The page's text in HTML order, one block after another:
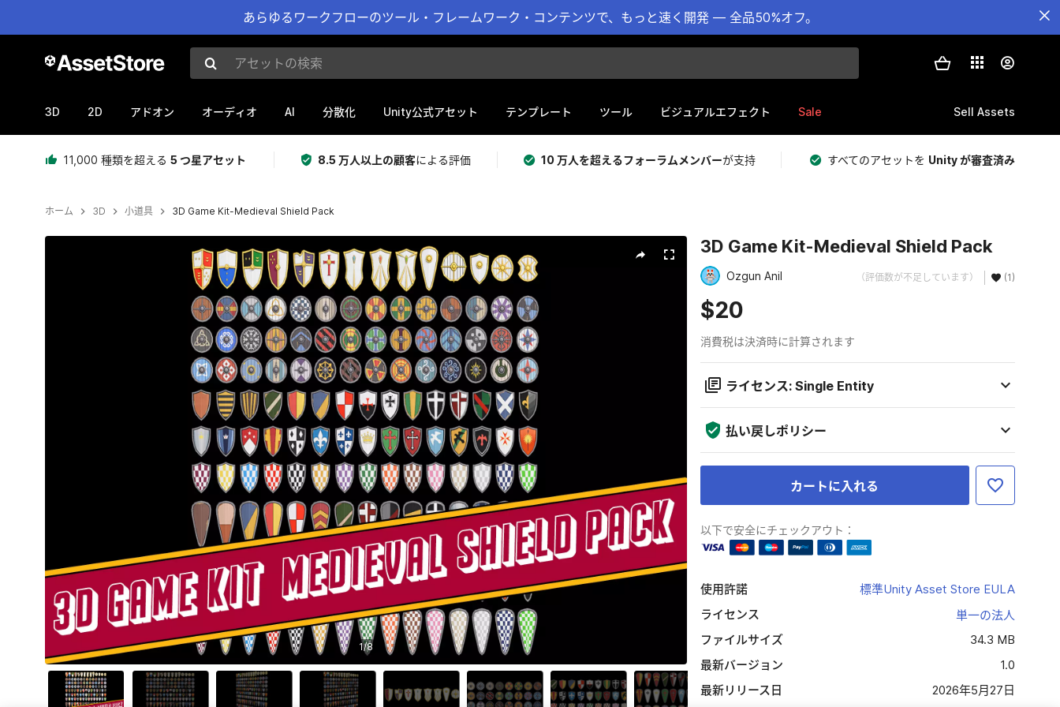
あらゆるワークフローのツール・フレームワーク・コンテンツで、もっと速く開発 — 全品50%オフ。
アセットの検索
3D 2D アドオン オーディオ AI 分散化 Unity公式アセット テンプレート ツール ビジュアルエフェクト Sale Sell Assets
11,000 種類を超える 5 つ星アセット 8.5 万人以上の顧客による評価 10 万人を超えるフォーラムメンバーが支持 すべてのアセットを Unity が審査済み
ホーム 3D 小道具 3D Game Kit-Medieval Shield Pack
1/8
3D Game Kit-Medieval Shield Pack
Ozgun Anil （評価数が不足しています） (1)
$20
消費税は決済時に計算されます
ライセンス: Single Entity
払い戻しポリシー
カートに入れる
以下で安全にチェックアウト：
使用許諾
標準Unity Asset Store EULA
ライセンス
単一の法人
ファイルサイズ
34.3 MB
最新バージョン
1.0
最新リリース日
2026年5月27日